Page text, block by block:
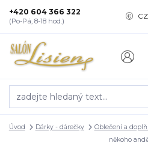
+420 604 366 322
(Po-Pá, 8-18 hod.)
Úvod Dárky - dárečky Oblečení a
někoho